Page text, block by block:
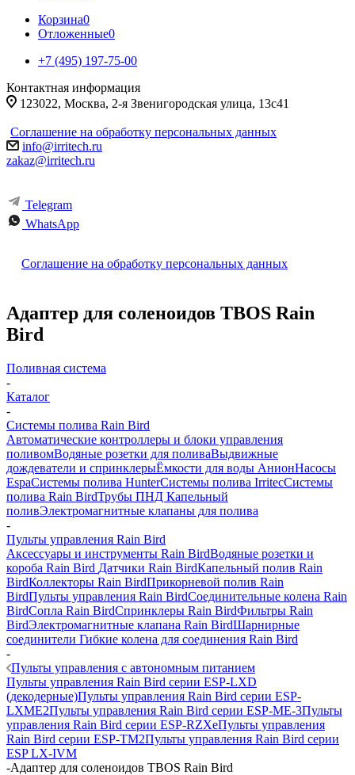
Корзина0
Отложенные0
+7 (495) 197-75-00
Контактная информация
123022, Москва, 2-я Звенигородская улица, 13с41
Соглашение на обработку персональных данных
info@irritech.ru
zakaz@irritech.ru
Telegram
WhatsApp
Соглашение на обработку персональных данных
Адаптер для соленоидов TBOS Rain
Bird
Поливная система
-
Каталог
-
Системы полива Rain Bird
Автоматические контроллеры и блоки управления
поливомВодяные розетки для поливаВыдвижные
дождеватели и спринклерыЁмкости для воды АнионНасосы
EspaСистемы полива HunterСистемы полива IrritecСистемы
полива Rain BirdТрубы ПНД Капельный
поливЭлектромагнитные клапаны для полива
-
Пульты управления Rain Bird
Аксессуары и инструменты Rain BirdВодяные розетки и
короба Rain Bird Датчики Rain BirdКапельный полив Rain
BirdКоллекторы Rain BirdПрикорневой полив Rain
BirdПульты управления Rain BirdСоединительные колена Rain
BirdСопла Rain BirdСпринклеры Rain BirdФильтры Rain
BirdЭлектромагнитные клапана Rain BirdШарнирные
соединители Гибкие колена для соединения Rain Bird
-
Пульты управления с автономным питанием
Пульты управления Rain Bird серии ESP-LXD
(декодерные)Пульты управления Rain Bird серии ESP-
LXME2Пульты управления Rain Bird серии ESP-ME-3Пульты
управления Rain Bird серии ESP-RZXeПульты управления
Rain Bird серии ESP-TM2Пульты управления Rain Bird серии
ESP LX-IVM
-Адаптер для соленоидов TBOS Rain Bird